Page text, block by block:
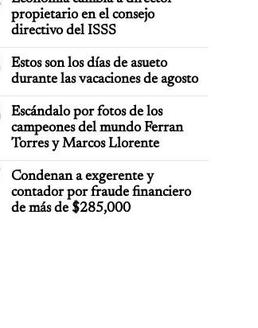
propietario en el consejo
directivo del ISSS
Estos son los días de asueto
durante las vacaciones de agosto
Escándalo por fotos de los
campeones del mundo Ferran
Torres y Marcos Llorente
Condenan a exgerente y
contador por fraude financiero
de más de $285,000